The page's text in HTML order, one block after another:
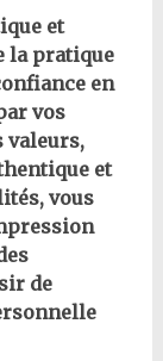
et
la pratique
en
vos
valeurs,
et
vous
de